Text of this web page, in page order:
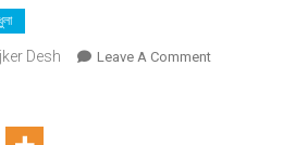
Desh Leave A CommentOn